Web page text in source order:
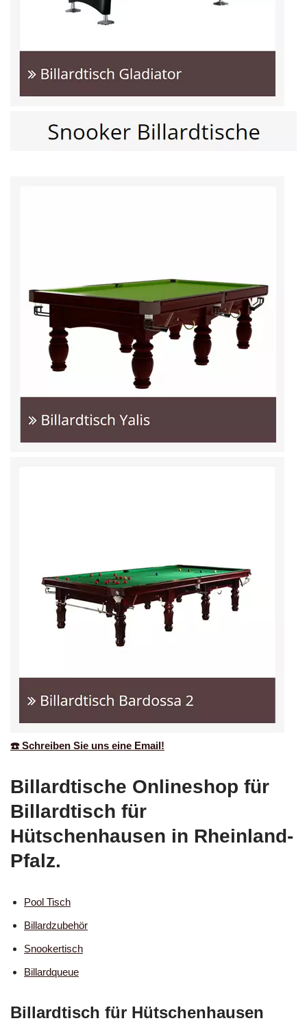
☎️ Schreiben Sie uns eine Email!
Billardtische Onlineshop für
Billardtisch für
Hütschenhausen in Rheinland-
Pfalz.
Pool Tisch
Billardzubehör
Snookertisch
Billardqueue
Billardtisch für Hütschenhausen